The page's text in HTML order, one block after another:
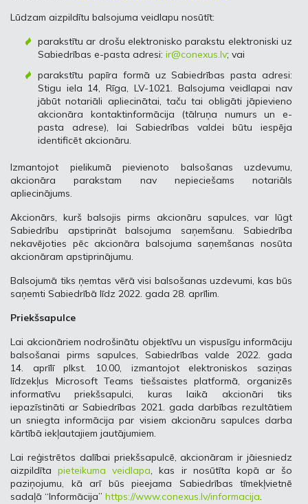
Lūdzam aizpildītu balsojuma veidlapu nosūtīt:
parakstītu ar drošu elektronisko parakstu elektroniski uz
Sabiedrības e-pasta adresi: ir@conexus.lv; vai
parakstītu papīra formā uz Sabiedrības pasta adresi:
Stigu iela 14, Rīga, LV-1021. Balsojuma veidlapai nav
jābūt notariāli apliecinātai, taču tai obligāti jāpievieno
akcionāra kontaktinformācija (tālruņa numurs un e-
pasta adrese), lai Sabiedrības valdei būtu iespēja
identificēt akcionāru.
Izmantojot pielikumā pievienoto balsošanas uzdevumu,
akcionāra parakstam nav nepieciešams notariāls
apliecinājums.
Akcionārs, kurš balsojis pirms akcionāru sapulces, var lūgt
Sabiedrību apstiprināt balsojuma saņemšanu. Sabiedrība
nekavējoties pēc akcionāra balsojuma saņemšanas nosūta
akcionāram apstiprinājumu.
Balsojumā tiks ņemtas vērā visi balsošanas uzdevumi, kas būs
saņemti Sabiedrībā līdz 2022. gada 28. aprīlim.
Priekšsapulce
Lai akcionāriem nodrošinātu objektīvu un vispusīgu informāciju
balsošanai pirms sapulces, Sabiedrības valde 2022. gada
14. aprīlī plkst. 10.00, izmantojot elektroniskos saziņas
līdzekļus Microsoft Teams tiešsaistes platformā, organizēs
informatīvu priekšsapulci, kuras laikā akcionāri tiks
iepazīstināti ar Sabiedrības 2021. gada darbības rezultātiem
un sniegta informācija par visiem akcionāru sapulces darba
kārtībā iekļautajiem jautājumiem.
Lai reģistrētos dalībai priekšsapulcē, akcionāram ir jāiesniedz
aizpildītapieteikuma veidlapa, kas ir nosūtīta kopā ar šo
paziņojumu, kā arī būs pieejama Sabiedrības tīmekļvietnē
sadaļā “Informācija” https://www.conexus.lv/informacija.